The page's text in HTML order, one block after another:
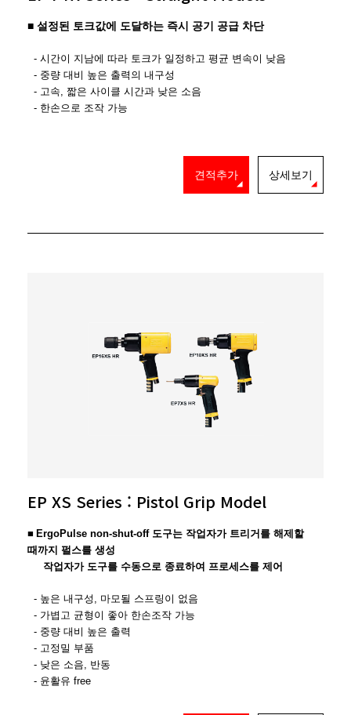
■ 설정된 토크값에 도달하는 즉시 공기 공급 차단
- 시간이 지남에 따라 토크가 일정하고 평균 변속이 낮음
- 중량 대비 높은 출력의 내구성
- 고속, 짧은 사이클 시간과 낮은 소음
- 한손으로 조작 가능
견적추가 상세보기
EP XS Series : Pistol Grip Model
■ ErgoPulse non-shut-off 도구는 작업자가 트리거를 해제할
때까지 펄스를 생성
작업자가 도구를 수동으로 종료하여 프로세스를 제어
- 높은 내구성, 마모될 스프링이 없음
- 가볍고 균형이 좋아 한손조작 가능
- 중량 대비 높은 출력
- 고정밀 부품
- 낮은 소음, 반동
- 윤활유 free